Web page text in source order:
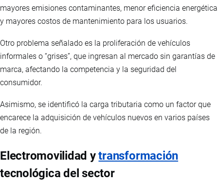
mayores emisiones contaminantes, menor eficiencia energética
y mayores costos de mantenimiento para los usuarios.
Otro problema señalado es la proliferación de vehículos
informales o “grises”, que ingresan al mercado sin garantías de
marca, afectando la competencia y la seguridad del
consumidor.
Asimismo, se identificó la carga tributaria como un factor que
encarece la adquisición de vehículos nuevos en varios países
de la región.
Electromovilidad ytransformación
tecnológica del sector